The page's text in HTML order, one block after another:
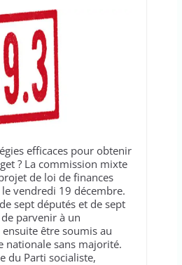
efficaces pour obtenir
? La commission mixte
de loi de finances
vendredi 19 décembre.
sept députés et de sept
parvenir à un
être soumis au
nationale sans majorité.
du Parti socialiste,